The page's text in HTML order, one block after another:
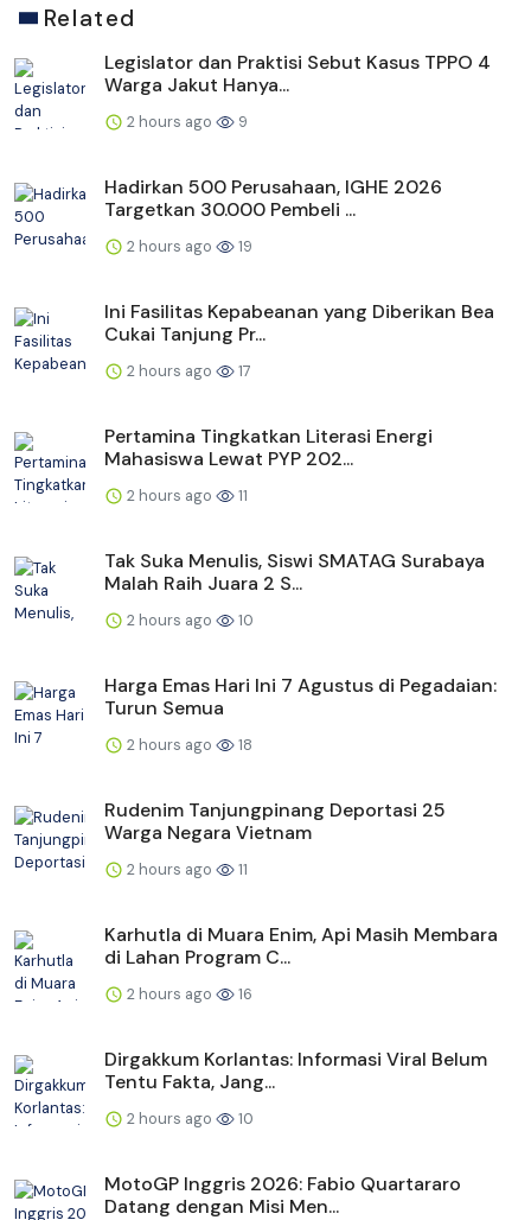
Related
Legislator dan Praktisi Sebut Kasus TPPO 4
Warga Jakut Hanya...
2 hours ago 9
Hadirkan 500 Perusahaan, IGHE 2026
Targetkan 30.000 Pembeli ...
2 hours ago 19
Ini Fasilitas Kepabeanan yang Diberikan Bea
Cukai Tanjung Pr...
2 hours ago 17
Pertamina Tingkatkan Literasi Energi
Mahasiswa Lewat PYP 202...
2 hours ago 11
Tak Suka Menulis, Siswi SMATAG Surabaya
Malah Raih Juara 2 S...
2 hours ago 10
Harga Emas Hari Ini 7 Agustus di Pegadaian:
Turun Semua
2 hours ago 18
Rudenim Tanjungpinang Deportasi 25
Warga Negara Vietnam
2 hours ago 11
Karhutla di Muara Enim, Api Masih Membara
di Lahan Program C...
2 hours ago 16
Dirgakkum Korlantas: Informasi Viral Belum
Tentu Fakta, Jang...
2 hours ago 10
MotoGP Inggris 2026: Fabio Quartararo
Datang dengan Misi Men...